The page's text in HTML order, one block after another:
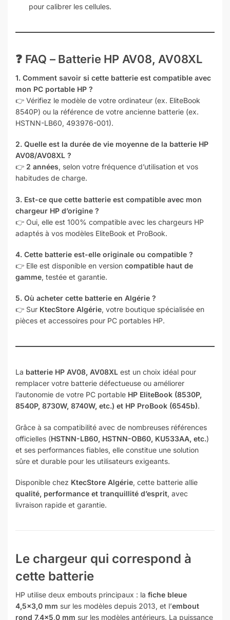
pour calibrer les cellules.
❓ FAQ – Batterie HP AV08, AV08XL
1. Comment savoir si cette batterie est compatible avec
mon PC portable HP ?
👉 Vérifiez le modèle de votre ordinateur (ex. EliteBook
8540P) ou la référence de votre ancienne batterie (ex.
HSTNN-LB60, 493976-001).
2. Quelle est la durée de vie moyenne de la batterie HP
AV08/AV08XL ?
👉 2 années, selon votre fréquence d’utilisation et vos
habitudes de charge.
3. Est-ce que cette batterie est compatible avec mon
chargeur HP d’origine ?
👉 Oui, elle est 100% compatible avec les chargeurs HP
adaptés à vos modèles EliteBook et ProBook.
4. Cette batterie est-elle originale ou compatible ?
👉 Elle est disponible en version compatible haut de
gamme, testée et garantie.
5. Où acheter cette batterie en Algérie ?
👉 Sur KtecStore Algérie, votre boutique spécialisée en
pièces et accessoires pour PC portables HP.
La batterie HP AV08, AV08XL est un choix idéal pour
remplacer votre batterie défectueuse ou améliorer
l’autonomie de votre PC portable HP EliteBook (8530P,
8540P, 8730W, 8740W, etc.) et HP ProBook (6545b).
Grâce à sa compatibilité avec de nombreuses références
officielles (HSTNN-LB60, HSTNN-OB60, KU533AA, etc.)
et ses performances fiables, elle constitue une solution
sûre et durable pour les utilisateurs exigeants.
Disponible chez KtecStore Algérie, cette batterie allie
qualité, performance et tranquillité d’esprit, avec
livraison rapide et garantie.
Le chargeur qui correspond à
cette batterie
HP utilise deux embouts principaux : la fiche bleue
4,5×3,0 mm sur les modèles depuis 2013, et l’embout
rond 7,4×5,0 mm sur les modèles antérieurs. La puissance